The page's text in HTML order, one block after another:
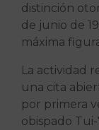
distinción
de junio de
máxima
La actividad
una cita
por primera
obispado